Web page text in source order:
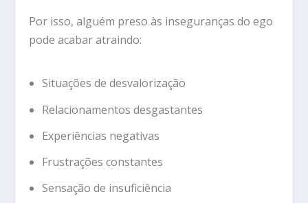
Por isso, alguém preso às inseguranças do ego
pode acabar atraindo:
Situações de desvalorização
Relacionamentos desgastantes
Experiências negativas
Frustrações constantes
Sensação de insuficiência